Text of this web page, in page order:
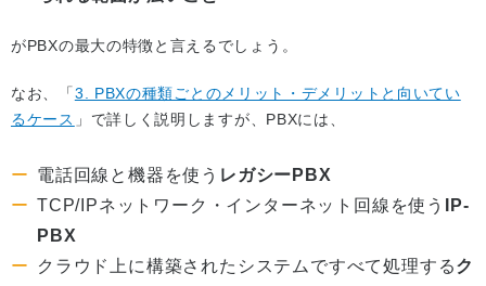
がPBXの最大の特徴と言えるでしょう。
なお、「3. PBXの種類ごとのメリット・デメリットと向いてい
るケース 」で詳しく説明しますが、PBXには、
電話回線と機器を使う レガシーPBX
TCP/IPネットワーク・インターネット回線を使う
IP-
PBX
クラウド上に構築されたシステムですべて処理するク